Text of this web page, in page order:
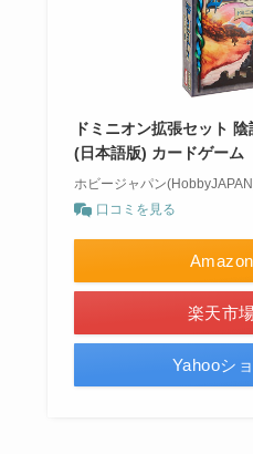
ドミニオン拡張セット
(日本語版) カードゲーム
ホビージャパン
口コミを見る
楽天市
Yahooシ